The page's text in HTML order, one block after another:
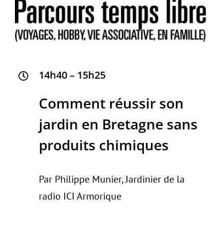
14h40 – 15h25
Comment réussir son
jardin en Bretagne sans
produits chimiques
Par Philippe Munier, Jardinier de la
radio ICI Armorique